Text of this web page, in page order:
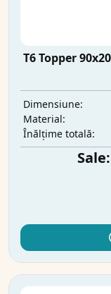
T6 Topper
Dimensiune:
Material:
Înălțime totală:
Sale: